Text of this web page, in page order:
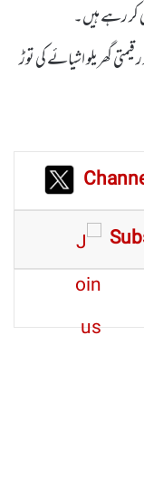
کر رہے ہیں۔
گھریلو اشیائے کی توڑ